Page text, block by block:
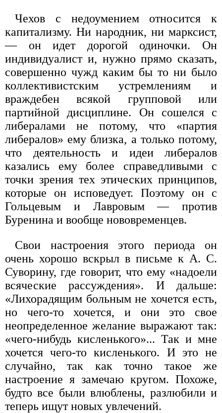
Чехов с недоумением относится к
капитализму. Ни народник, ни марксист,
— он идет дорогой одиночки. Он
индивидуалист и, нужно прямо сказать,
совершенно чужд каким бы то ни было
коллективистским устремлениям и
враждебен всякой групповой или
партийной дисциплине. Он сошелся с
либералами не потому, что «партия
либералов» ему близка, а только потому,
что деятельность и идеи либералов
казались ему более справедливыми с
точки зрения тех этических принципов,
которые он исповедует. Поэтому он с
Гольцевым и Лавровым — против
Буренина и вообще нововременцев.
Свои настроения этого периода он
очень хорошо вскрыл в письме к А. С.
Суворину, где говорит, что ему «надоели
всяческие рассуждения». И дальше:
«Лихорадящим больным не хочется есть,
но чего-то хочется, и они это свое
неопределенное желание выражают так:
«чего-нибудь кисленького»... Так и мне
хочется чего-то кисленького. И это не
случайно, так как точно такое же
настроение я замечаю кругом. Похоже,
будто все были влюблены, разлюбили и
теперь ищут новых увлечений.